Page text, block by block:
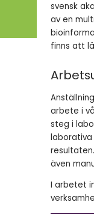
svensk
av en
finns att
arbete i
steg i
laborativa
även
I arbetet